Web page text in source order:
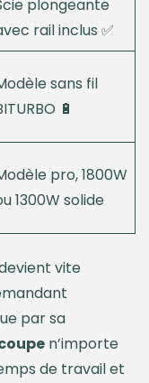
plongeante
rail inclus ✅
sans fil
🔋
pro, 1800W
1300W solide
vite
par sa
n’importe
de travail et